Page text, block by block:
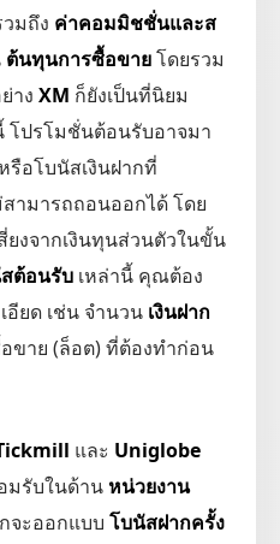
มถึง ค่าคอมมิชชั่นและส
ต้นทุนการซื้อขายโดยรวม
าง XM ก็ยังเป็นที่นิยม
โปรโมชั่นต้อนรับอาจมา
รือโบนัสเงินฝากที่
ามารถถอนออกได้ โดย
งจากเงินทุนส่วนตัวในขั้น
ต้อนรับ เหล่านี้ คุณต้อง
ยด เช่น จำนวน เงินฝาก
ขาย (ล็อต) ที่ต้องทำก่อน
และ Uniglobe
มรับในด้าน หน่วยงาน
จะออกแบบ โบนัสฝากครั้ง